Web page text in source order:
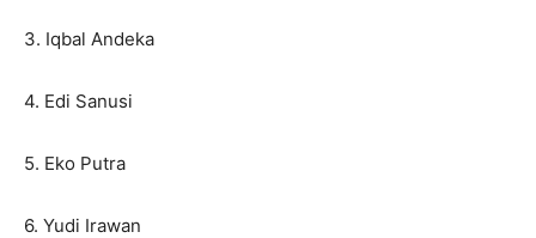
3. Iqbal Andeka
4. Edi Sanusi
5. Eko Putra
6. Yudi Irawan